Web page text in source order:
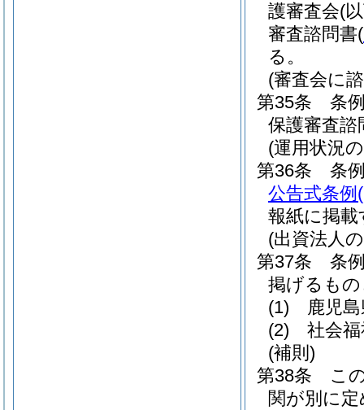
護審査会(
審査諮問書(
る。
(審査会に
第35条
条
保護審査諮
(運用状況
第36条
条
公告式条例
報紙に掲
(出資法人
第37条
条
掲げるも
(1)
鹿児
(2)
社会
(補則)
第38条
こ
関が別に